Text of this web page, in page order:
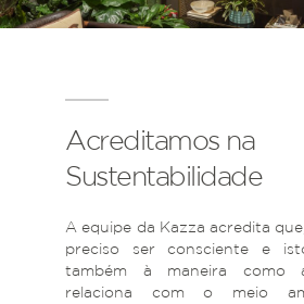
Acreditamos na
Sustentabilidade
A equipe da Kazza acredita
preciso ser consciente e
também à maneira como
relaciona com o meio